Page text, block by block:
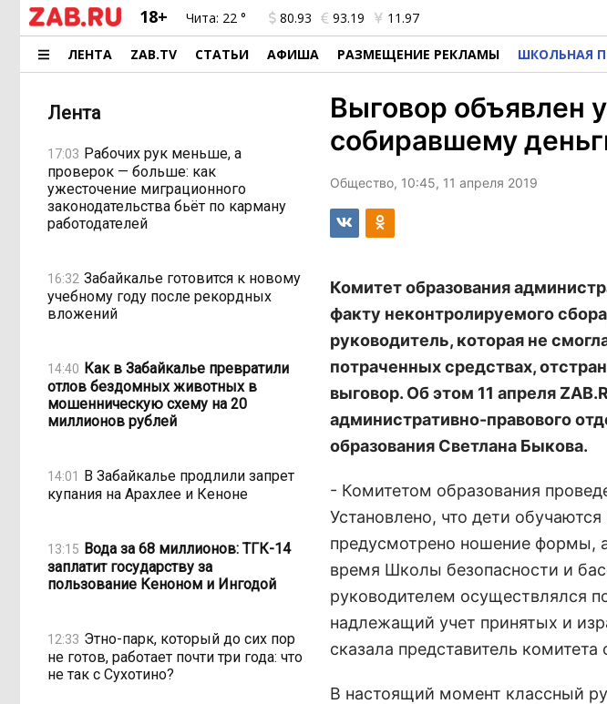
18+ Чита: 22 ° 80.93 93.19 11.97
ЛЕНТА ZAB.TV СТАТЬИ АФИША РАЗМЕЩЕНИЕ РЕКЛАМЫ ШКОЛЬНАЯ
Лента
17:03 Рабочих рук меньше, а
проверок — больше: как
ужесточение миграционного
законодательства бьёт по карману
работодателей
16:32 Забайкалье готовится к новому
учебному году после рекордных
вложений
14:40 Как в Забайкалье превратили
отлов бездомных животных в
мошенническую схему на 20
миллионов рублей
14:01 В Забайкалье продлили запрет
купания на Арахлее и Кеноне
13:15 Вода за 68 миллионов: ТГК-14
заплатит государству за
пользование Кеноном и Ингодой
12:33 Этно-парк, который до сих пор
не готов, работает почти три года: что
не так с Сухотино?
Выговор объявлен
собиравшему
Общество, 10:45, 11 апреля 2019
Комитет образования
факту неконтролируемого
руководитель, которая не
потраченных средствах,
выговор. Об этом 11 апреля
административно-правового
образования Светлана Быкова.
- Комитетом образования
Установлено, что дети
предусмотрено ношение формы,
время Школы безопасности и
руководителем осуществлялся
надлежащий учет принятых и
сказала представитель комитета
В настоящий момент классный